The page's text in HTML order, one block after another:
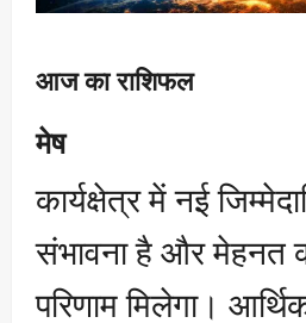
आज का राशिफल
मेष
कार्यक्षेत्र में नई
संभावना है और मेहनत
परिणाम मिलेगा।